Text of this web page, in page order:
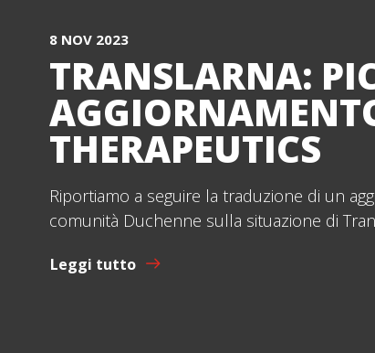
8 NOV 2023
TRANSLARNA:
THERAPEUTICS
Riportiamo a seguire la traduzione di un
comunità Duchenne sulla situazione di
Leggi tutto